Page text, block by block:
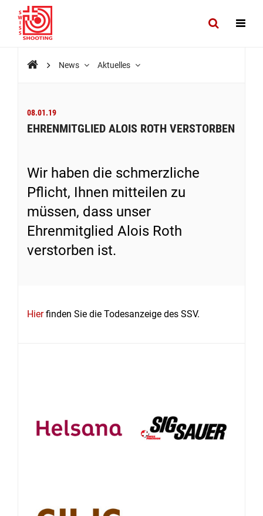
News Aktuelles
08.01.19
EHRENMITGLIED ALOIS ROTH VERSTORBEN
Wir haben die schmerzliche
Pflicht, Ihnen mitteilen zu
müssen, dass unser
Ehrenmitglied Alois Roth
verstorben ist.
Hierfinden Sie die Todesanzeige des SSV.